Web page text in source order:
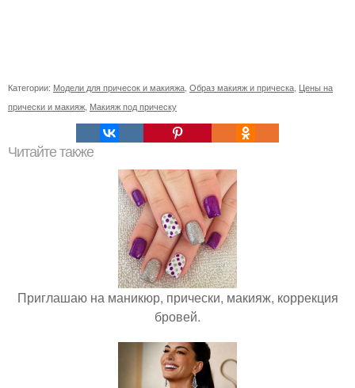
Категории: Модели для причесок и макияжа Образ макияж и прическа Цены на
прически и макияж Макияж под прическу
Читайте также
Приглашаю на маникюр, прически, макияж, коррекция
бровей.